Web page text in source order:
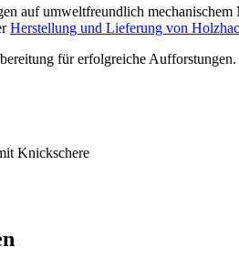
auf umweltfreundlich
Herstellung und Lieferung von
für erfolgreiche Aufforstungen.
Knickschere